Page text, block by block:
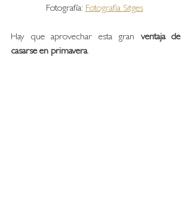
Fotografía: Fotografia Sitges
Hay que aprovechar esta gran ventaja de
casarse en primavera.